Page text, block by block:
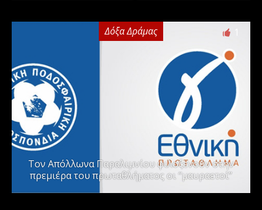
Δόξα Δράμας
Τον Απόλλωνα Παραλιμνίου φιλοξενούν στην
πρεμιέρα του πρωταθλήματος οι “μαυραετοί”